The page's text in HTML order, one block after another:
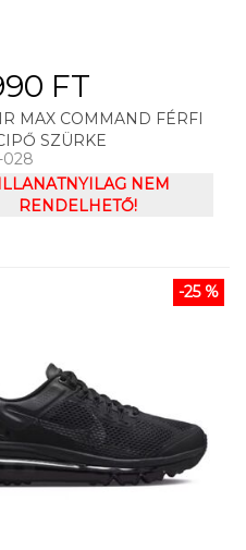
FT
MAX COMMAND FÉRFI
SZÜRKE
028
NEM
RENDELHETŐ!
-25 %